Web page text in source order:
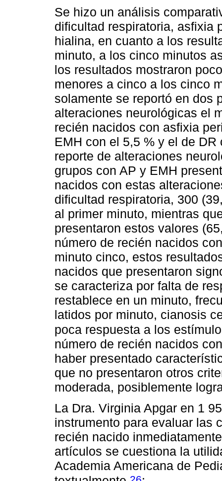
Se hizo un análisis
dificultad respiratoria, asfixia
hialina, en cuanto a los
minuto, a los cinco minutos
los resultados mostraron
menores a cinco a los cinco
solamente se reportó en dos
alteraciones neurológicas el
recién nacidos con asfixia
EMH con el 5,5 % y el de
reporte de alteraciones
grupos con AP y EMH
nacidos con estas
dificultad respiratoria, 300
al primer minuto, mientras
presentaron estos valores
número de recién nacidos
minuto cinco, estos
nacidos que presentaron
se caracteriza por falta de
restablece en un minuto,
latidos por minuto, cianosis
poca respuesta a los
número de recién nacidos
haber presentado
que no presentaron otros
moderada, posiblemente
La Dra. Virginia Apgar en 1
instrumento para evaluar las
recién nacido
artículos se cuestiona la
Academia Americana de